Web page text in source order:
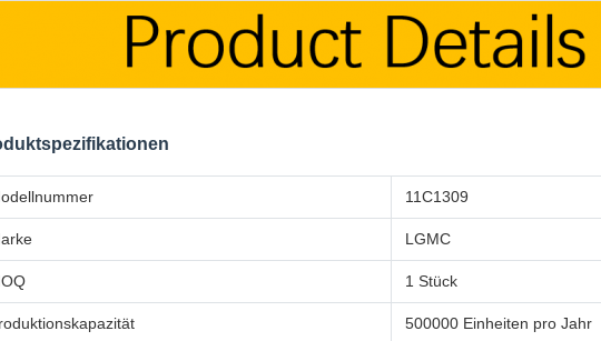
11C1309
LGMC
1 Stück
500000 Einheiten pro Jahr